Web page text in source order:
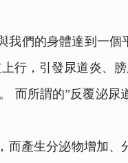
們的身體達到一個
行，引發尿道炎、
而所謂的”反覆泌尿
產生分泌物增加、